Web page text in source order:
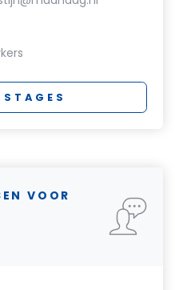
VOOR